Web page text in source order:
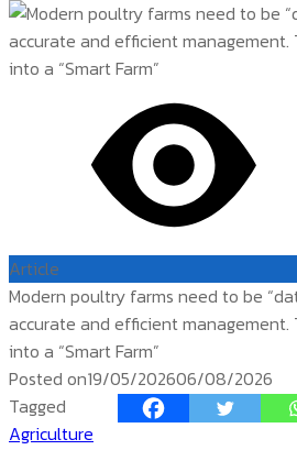
Article
Modern poultry farms need to be
accurate and efficient management.
into a “Smart Farm”
Posted on19/05/202606/08/2026
Tagged
Agriculture